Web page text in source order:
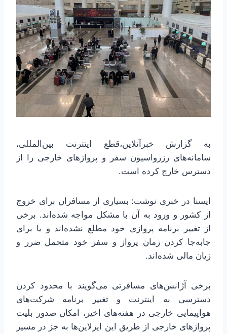
به گزارش خبرآنلاین،قطع اینترنت بین‌المللی،
سامانه‌های رزرواسیون سفر و پروازهای خارجی را از
دسترس خارج کرده است.
ایسنا در خبری نوشت: بسیاری از مسافران برای خروج
از کشور و ورود به آن با مشکل مواجه شده‌اند. برخی
از تغییر برنامه پروازی خود مطلع نشده‌اند و یا برای
جابه‌جا کردن زمان پرواز و سفر خود متحمل ضرر و
زیان مالی شده‌اند.
برخی آژانس‌های مسافرتی می‌گویند با محدود کردن
دسترسی به اینترنت و تغییر برنامه شرکت‌های
هواپیمایی خارجی در هفته‌های اخیر، امکان صدور بلیت
پروازهای خارجی از طریق این ایرلاین‌ها به جز در مسیر